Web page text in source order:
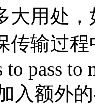
大用处
传输过
to pass to
入额外